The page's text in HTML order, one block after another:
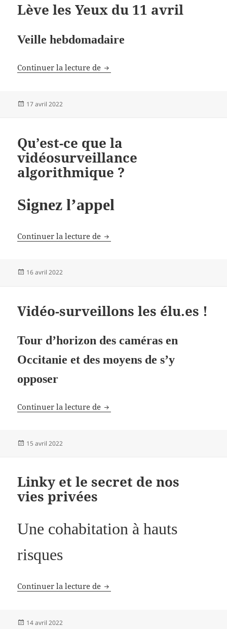
Lève les Yeux du 11 avril
Veille hebdomadaire
Continuer la lecture de Lève les Yeux du 11 avril
Publié
17 avril 2022
Qu’est-ce que la
vidéosurveillance
algorithmique ?
Signez l’appel
Continuer la lecture de Qu’est-ce que la
Publié
16 avril 2022
Vidéo-surveillons les élu.es !
Tour d’horizon des caméras en
Occitanie et des moyens de s’y
opposer
Continuer la lecture de Vidéo-surveillons les élu.es !
Publié
15 avril 2022
Linky et le secret de nos
vies privées
Une cohabitation à hauts
risques
Continuer la lecture de Linky et le secret de nos vies
Publié
14 avril 2022